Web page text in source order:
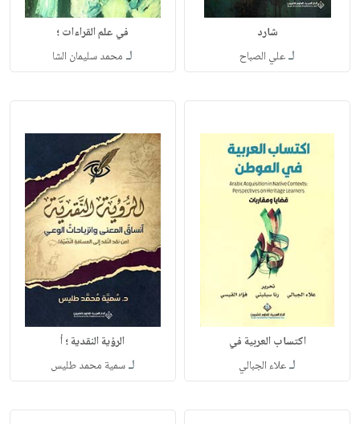
شارد
لـعلي الصباح
في علم القراءات ؛
لـ محمد سليمان الشا
اكتساب العربية في
لـعلاء الجبالي
الرؤية النقدية ؛ أ
لـسمية محمد طليس